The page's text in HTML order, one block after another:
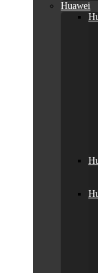
Huawei